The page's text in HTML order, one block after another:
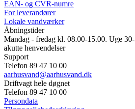
EAN- og CVR-numre
For leverandører
Lokale vandværker
Åbningstider
Mandag - fredag kl. 08.00-15.00. Uge
akutte henvendelser
Support
Telefon 89 47 10 00
aarhusvand@aarhusvand.dk
Driftvagt hele døgnet
Telefon 89 47 10 00
Persondata